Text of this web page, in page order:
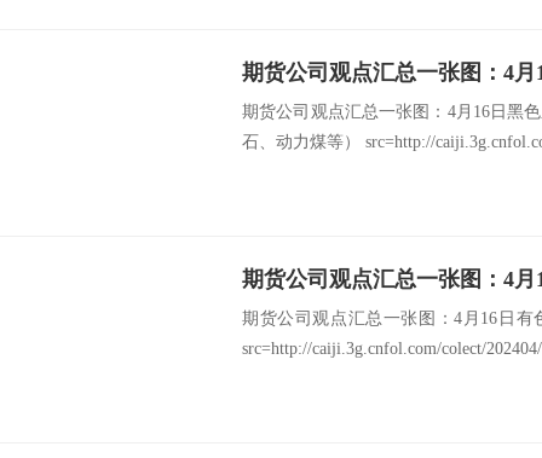
期货公司观点汇总一张图：4月16日黑
石、动力煤等） src=http://
期货公司观点汇总一张图：4月16日
src=http://caiji.3g.cnfol.com/colect/